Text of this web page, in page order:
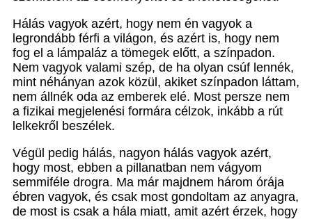
Hálás vagyok azért, hogy nem én vagyok a
legrondább férfi a világon, és azért is, hogy nem
fog el a lámpaláz a tömegek előtt, a színpadon.
Nem vagyok valami szép, de ha olyan csúf lennék,
mint néhányan azok közül, akiket színpadon láttam,
nem állnék oda az emberek elé. Most persze nem
a fizikai megjelenési formára célzok, inkább a rút
lelkekről beszélek.
Végül pedig hálás, nagyon hálás vagyok azért,
hogy most, ebben a pillanatban nem vágyom
semmiféle drogra. Ma már majdnem három órája
ébren vagyok, és csak most gondoltam az anyagra,
de most is csak a hála miatt, amit azért érzek, hogy